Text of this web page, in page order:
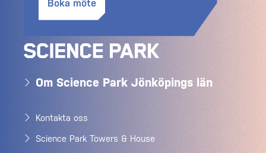
Boka möte
Om Science Park Jönköpings län
Kontakta oss
Science Park Towers & House